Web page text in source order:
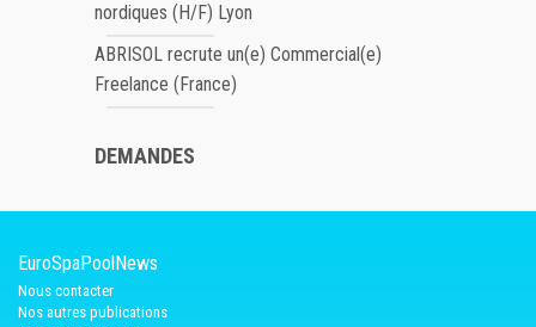
nordiques (H/F) Lyon
ABRISOL recrute un(e) Commercial(e)
Freelance (France)
DEMANDES
EuroSpaPoolNews
Nous contacter
Nos autres publications